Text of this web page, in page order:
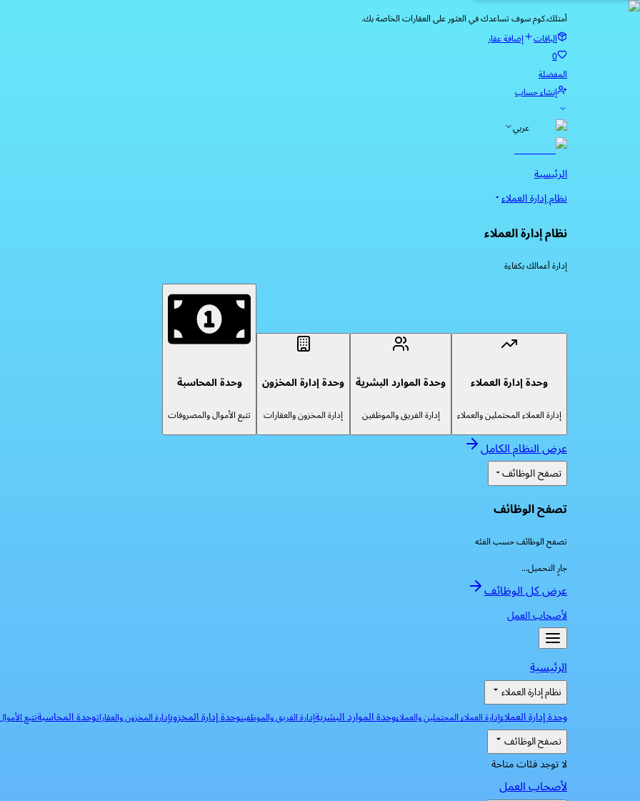
أمتلك.كوم سوف تساعدك في العثور على العقارات الخاصة بك.
الباقات إضافة عقار
0
المفضلة
إنشاء حساب
عربي
الرئيسية
نظام إدارة العملاء
نظام إدارة العملاء
إدارة أعمالك بكفاءة
وحدة إدارة العملاء
إدارة العملاء المحتملين والعملاء
وحدة الموارد البشرية
إدارة الفريق والموظفين
وحدة إدارة المخزون
إدارة المخزون والعقارات
وحدة المحاسبة
تتبع الأموال والمصروفات
عرض النظام الكامل
تصفح الوظائف
تصفح الوظائف
تصفح الوظائف حسب الفئه
جارٍ التحميل...
عرض كل الوظائف
لأصحاب العمل
الرئيسية
نظام إدارة العملاء
وحدة إدارة العملاءإدارة العملاء المحتملين والعملاءوحدة الموارد البشريةإدارة الفريق والموظفينوحدة إدارة المخزونإدارة المخزون والعقاراتوحدة المحاسبةتتبع
تصفح الوظائف
لا توجد فئات متاحة
لأصحاب العمل